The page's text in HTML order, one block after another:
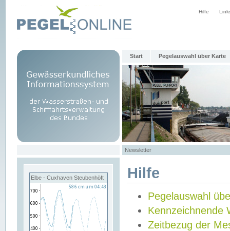
Hilfe
Start Pegelauswahl über Karte
Newsletter
Elbe - Cuxhaven Steubenhöft Hilfe
Pegelauswahl
Kennzeichnende
Zeitbezug der